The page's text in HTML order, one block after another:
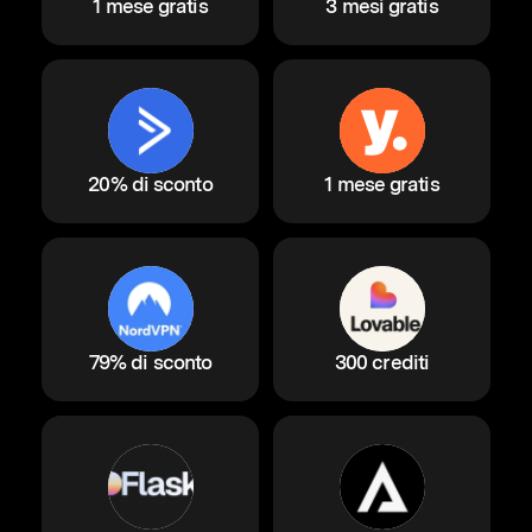
1 mese gratis 3 mesi gratis
20% di sconto 1 mese gratis
79% di sconto 300 crediti